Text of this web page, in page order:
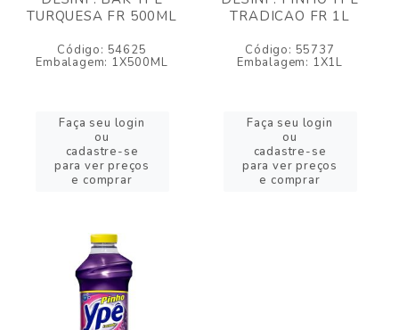
TURQUESA FR 500ML
Código: 54625
Embalagem: 1X500ML
Faça seu login
ou
cadastre-se
para ver preços
e comprar
TRADICAO FR 1L
Código: 55737
Embalagem: 1X1L
Faça seu login
ou
cadastre-se
para ver preços
e comprar